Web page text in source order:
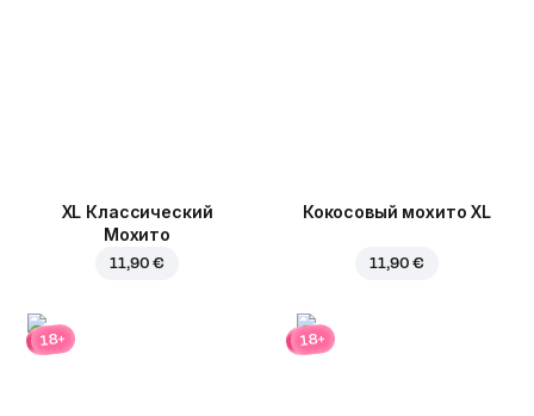
XL Классический
Мохито
11,90 €
Кокосовый мохито XL
11,90 €
18+ 18+